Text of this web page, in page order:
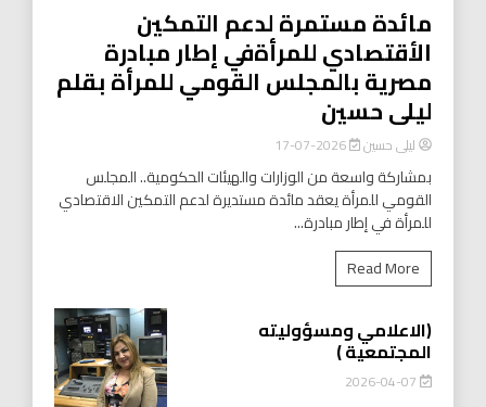
مائدة مستمرة لدعم التمكين
الأقتصادي للمرأةفي إطار مبادرة
مصرية بالمجلس القومي للمرأة بقلم
ليلى حسين
ليلى حسين 2026-07-17
بمشاركة واسعة من الوزارات والهيئات الحكومية.. المجلس
القومي للمرأة يعقد مائدة مستديرة لدعم التمكين الاقتصادي
للمرأة في إطار مبادرة...
Read More
(الاعلامي ومسؤوليته
المجتمعية )
2026-04-07